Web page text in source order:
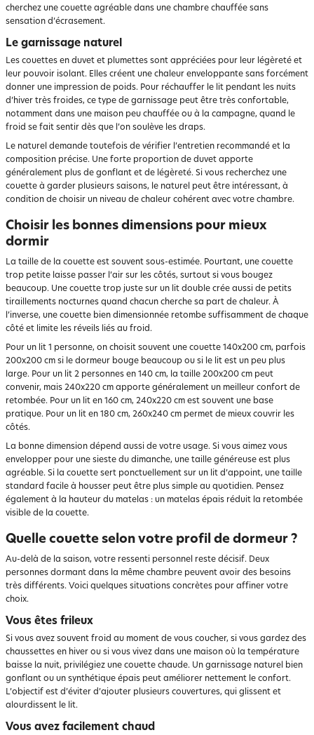
cherchez une couette agréable dans une chambre chauffée sans
sensation d’écrasement.
Le garnissage naturel
Les couettes en duvet et plumettes sont appréciées pour leur légèreté et
leur pouvoir isolant. Elles créent une chaleur enveloppante sans forcément
donner une impression de poids. Pour réchauffer le lit pendant les nuits
d’hiver très froides, ce type de garnissage peut être très confortable,
notamment dans une maison peu chauffée ou à la campagne, quand le
froid se fait sentir dès que l’on soulève les draps.
Le naturel demande toutefois de vérifier l’entretien recommandé et la
composition précise. Une forte proportion de duvet apporte
généralement plus de gonflant et de légèreté. Si vous recherchez une
couette à garder plusieurs saisons, le naturel peut être intéressant, à
condition de choisir un niveau de chaleur cohérent avec votre chambre.
Choisir les bonnes dimensions pour mieux
dormir
La taille de la couette est souvent sous-estimée. Pourtant, une couette
trop petite laisse passer l’air sur les côtés, surtout si vous bougez
beaucoup. Une couette trop juste sur un lit double crée aussi de petits
tiraillements nocturnes quand chacun cherche sa part de chaleur. À
l’inverse, une couette bien dimensionnée retombe suffisamment de chaque
côté et limite les réveils liés au froid.
Pour un lit 1 personne, on choisit souvent une couette 140x200 cm, parfois
200x200 cm si le dormeur bouge beaucoup ou si le lit est un peu plus
large. Pour un lit 2 personnes en 140 cm, la taille 200x200 cm peut
convenir, mais 240x220 cm apporte généralement un meilleur confort de
retombée. Pour un lit en 160 cm, 240x220 cm est souvent une base
pratique. Pour un lit en 180 cm, 260x240 cm permet de mieux couvrir les
côtés.
La bonne dimension dépend aussi de votre usage. Si vous aimez vous
envelopper pour une sieste du dimanche, une taille généreuse est plus
agréable. Si la couette sert ponctuellement sur un lit d’appoint, une taille
standard facile à housser peut être plus simple au quotidien. Pensez
également à la hauteur du matelas : un matelas épais réduit la retombée
visible de la couette.
Quelle couette selon votre profil de dormeur ?
Au-delà de la saison, votre ressenti personnel reste décisif. Deux
personnes dormant dans la même chambre peuvent avoir des besoins
très différents. Voici quelques situations concrètes pour affiner votre
choix.
Vous êtes frileux
Si vous avez souvent froid au moment de vous coucher, si vous gardez des
chaussettes en hiver ou si vous vivez dans une maison où la température
baisse la nuit, privilégiez une couette chaude. Un garnissage naturel bien
gonflant ou un synthétique épais peut améliorer nettement le confort.
L’objectif est d’éviter d’ajouter plusieurs couvertures, qui glissent et
alourdissent le lit.
Vous avez facilement chaud